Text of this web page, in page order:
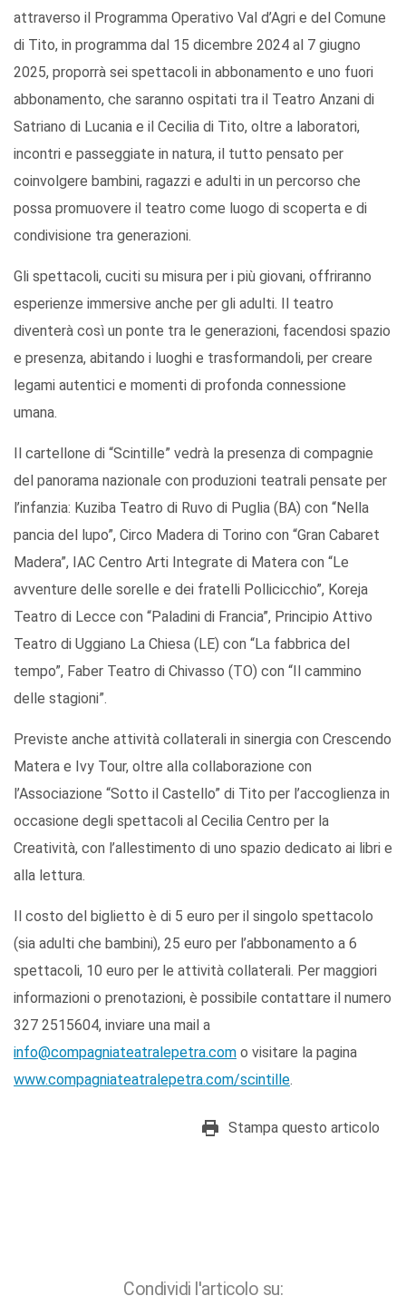
attraverso il Programma Operativo Val d’Agri e del Comune
di Tito, in programma dal 15 dicembre 2024 al 7 giugno
2025, proporrà sei spettacoli in abbonamento e uno fuori
abbonamento, che saranno ospitati tra il Teatro Anzani di
Satriano di Lucania e il Cecilia di Tito, oltre a laboratori,
incontri e passeggiate in natura, il tutto pensato per
coinvolgere bambini, ragazzi e adulti in un percorso che
possa promuovere il teatro come luogo di scoperta e di
condivisione tra generazioni.
Gli spettacoli, cuciti su misura per i più giovani, offriranno
esperienze immersive anche per gli adulti. Il teatro
diventerà così un ponte tra le generazioni, facendosi spazio
e presenza, abitando i luoghi e trasformandoli, per creare
legami autentici e momenti di profonda connessione
umana.
Il cartellone di “Scintille” vedrà la presenza di compagnie
del panorama nazionale con produzioni teatrali pensate per
l’infanzia: Kuziba Teatro di Ruvo di Puglia (BA) con “Nella
pancia del lupo”, Circo Madera di Torino con “Gran Cabaret
Madera”, IAC Centro Arti Integrate di Matera con “Le
avventure delle sorelle e dei fratelli Pollicicchio”, Koreja
Teatro di Lecce con “Paladini di Francia”, Principio Attivo
Teatro di Uggiano La Chiesa (LE) con “La fabbrica del
tempo”, Faber Teatro di Chivasso (TO) con “Il cammino
delle stagioni”.
Previste anche attività collaterali in sinergia con Crescendo
Matera e Ivy Tour, oltre alla collaborazione con
l’Associazione “Sotto il Castello” di Tito per l’accoglienza in
occasione degli spettacoli al Cecilia Centro per la
Creatività, con l’allestimento di uno spazio dedicato ai libri e
alla lettura.
Il costo del biglietto è di 5 euro per il singolo spettacolo
(sia adulti che bambini), 25 euro per l’abbonamento a 6
spettacoli, 10 euro per le attività collaterali. Per maggiori
informazioni o prenotazioni, è possibile contattare il numero
327 2515604, inviare una mail a
info@compagniateatralepetra.com o visitare la pagina
www.compagniateatralepetra.com/scintille.
Stampa questo articolo
Condividi l'articolo su: